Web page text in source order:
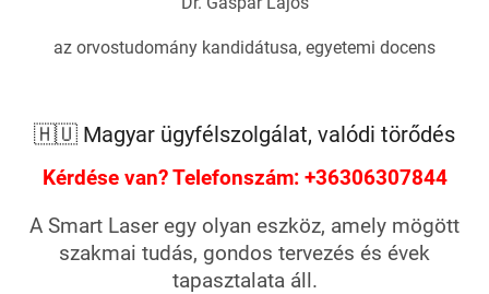
az orvostudomány kandidátusa, egyetemi docens
🇭🇺 Magyar ügyfélszolgálat, valódi törődés
Kérdése van? Telefonszám: +36306307844
A Smart Laser egy olyan eszköz, amely mögött
szakmai tudás, gondos tervezés és évek
tapasztalata áll.